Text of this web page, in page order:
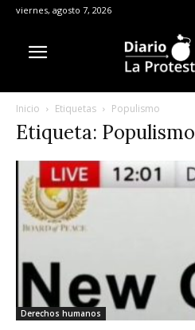
viernes, agosto 7, 2026
Inicio Etiquetas Populismo
Etiqueta: Populismo
Derechos humanos